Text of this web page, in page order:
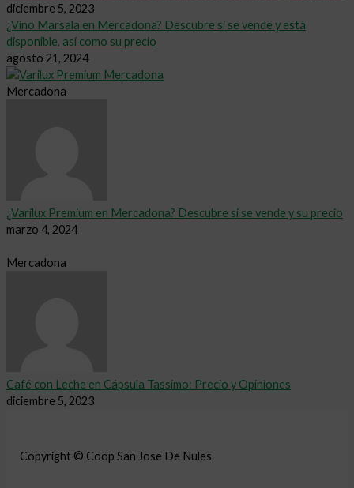
diciembre 5, 2023
¿Vino Marsala en Mercadona? Descubre si se vende y está
disponible, así como su precio
agosto 21, 2024
Mercadona
¿Varilux Premium en Mercadona? Descubre si se vende y su precio
marzo 4, 2024
Mercadona
Café con Leche en Cápsula Tassimo: Precio y Opiniones
diciembre 5, 2023
Copyright © Coop San Jose De Nules